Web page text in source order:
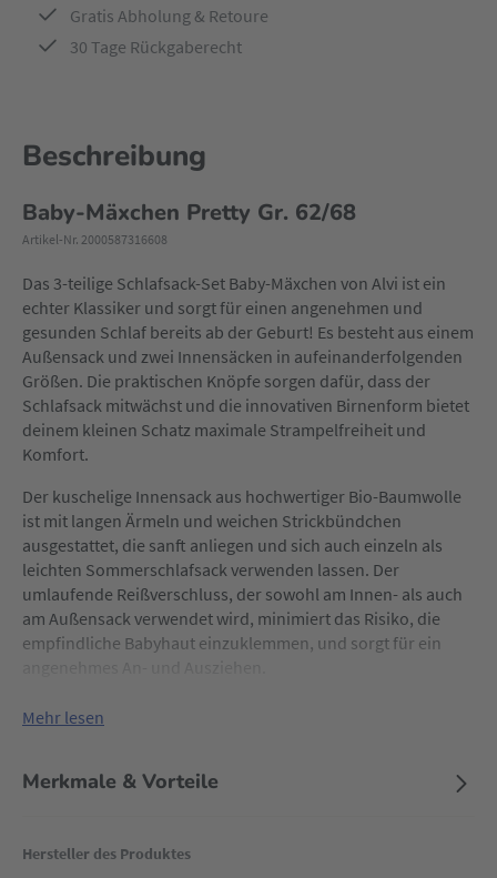
Gratis Abholung & Retoure
30 Tage Rückgaberecht
Beschreibung
Baby-Mäxchen Pretty Gr. 62/68
Artikel-Nr. 2000587316608
Das 3-teilige Schlafsack-Set Baby-Mäxchen von Alvi ist ein
echter Klassiker und sorgt für einen angenehmen und
gesunden Schlaf bereits ab der Geburt! Es besteht aus einem
Außensack und zwei Innensäcken in aufeinanderfolgenden
Größen. Die praktischen Knöpfe sorgen dafür, dass der
Schlafsack mitwächst und die innovativen Birnenform bietet
deinem kleinen Schatz maximale Strampelfreiheit und
Komfort.
Der kuschelige Innensack aus hochwertiger Bio-Baumwolle
ist mit langen Ärmeln und weichen Strickbündchen
ausgestattet, die sanft anliegen und sich auch einzeln als
leichten Sommerschlafsack verwenden lassen. Der
umlaufende Reißverschluss, der sowohl am Innen- als auch
am Außensack verwendet wird, minimiert das Risiko, die
empfindliche Babyhaut einzuklemmen, und sorgt für ein
Der Außensack aus kuscheligem Baumwoll-Jersey ist leicht
ohne störende Naht gefertigt, um den Schlafkomfort zu
Babyüberwachungsgeräte problemlos nutzen zu können.
Mehr lesen
Merkmale & Vorteile
Hersteller des Produktes